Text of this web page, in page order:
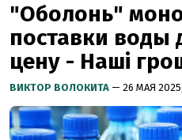
"Оболонь"
поставки воды
цену - Наші
ВИКТОР ВОЛОКИТА — 26 МАЯ